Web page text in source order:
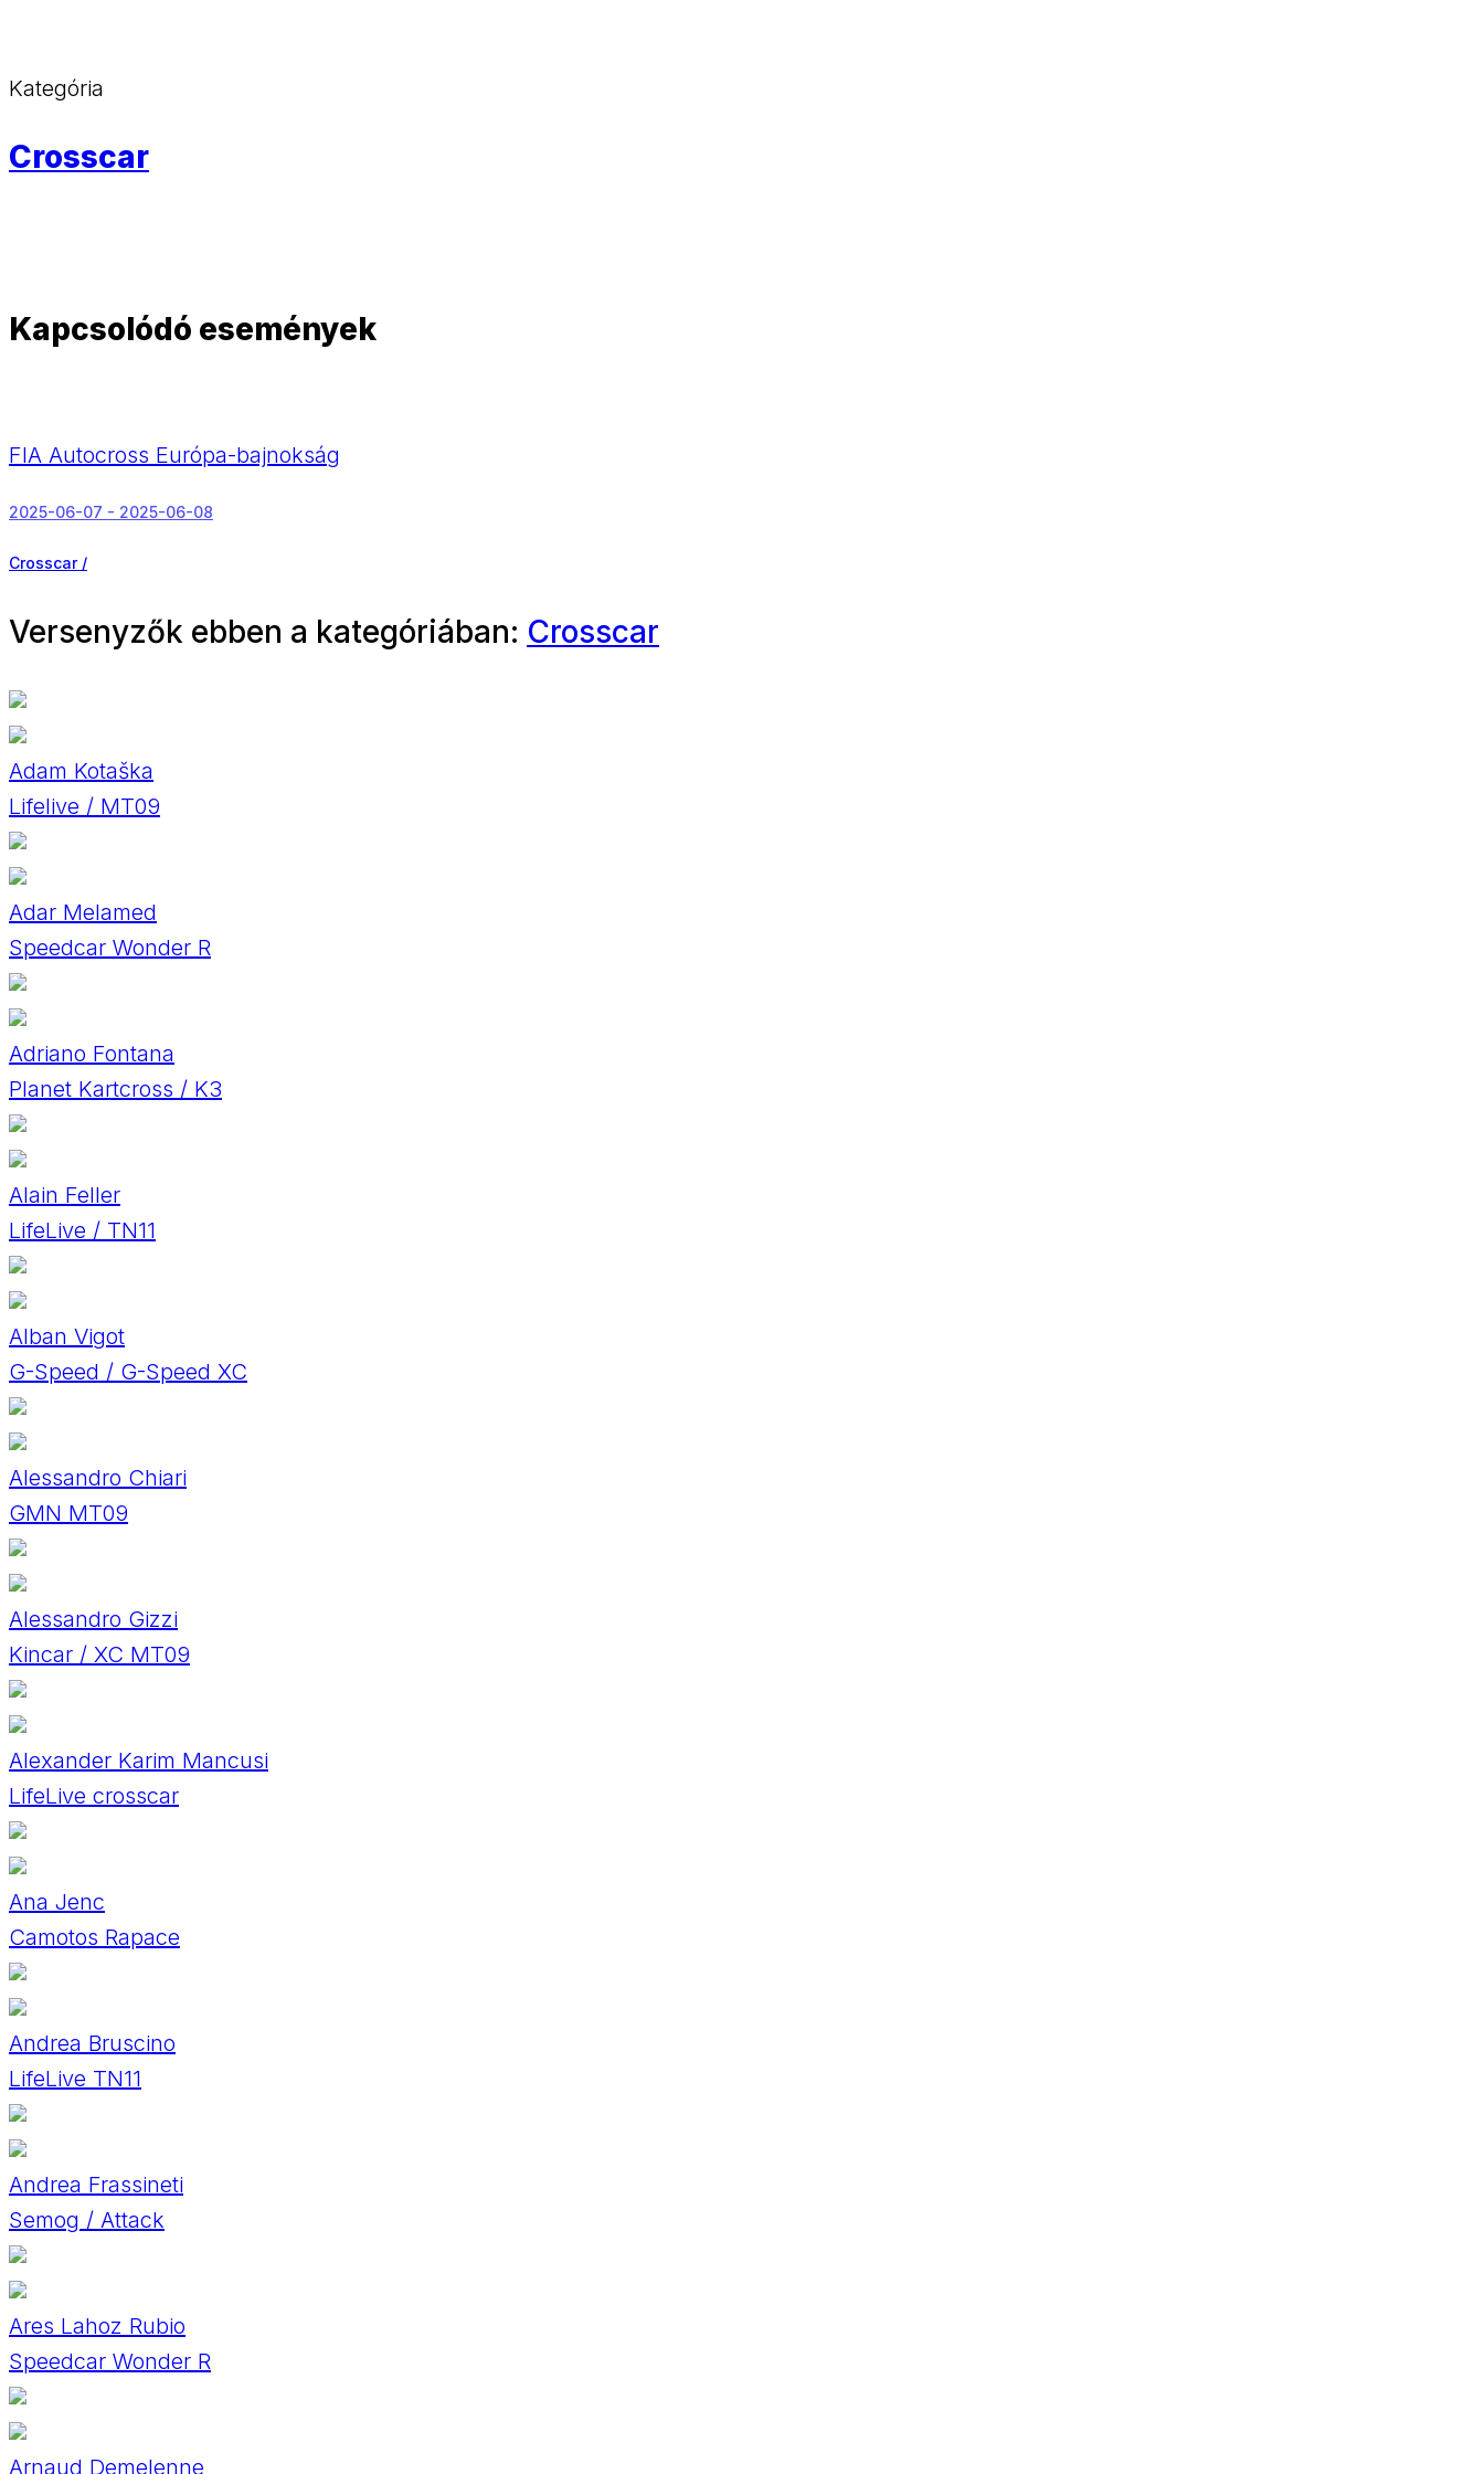
Kategória
Crosscar
Kapcsolódó események
FIA Autocross Európa-bajnokság
2025-06-07 - 2025-06-08
Crosscar /
Versenyzők ebben a kategóriában: Crosscar
Adam Kotaška
Lifelive / MT09
Adar Melamed
Speedcar Wonder R
Adriano Fontana
Planet Kartcross / K3
Alain Feller
LifeLive / TN11
Alban Vigot
G-Speed / G-Speed XC
Alessandro Chiari
GMN MT09
Alessandro Gizzi
Kincar / XC MT09
Alexander Karim Mancusi
LifeLive crosscar
Ana Jenc
Camotos Rapace
Andrea Bruscino
LifeLive TN11
Andrea Frassineti
Semog / Attack
Ares Lahoz Rubio
Speedcar Wonder R
Arnaud Demelenne